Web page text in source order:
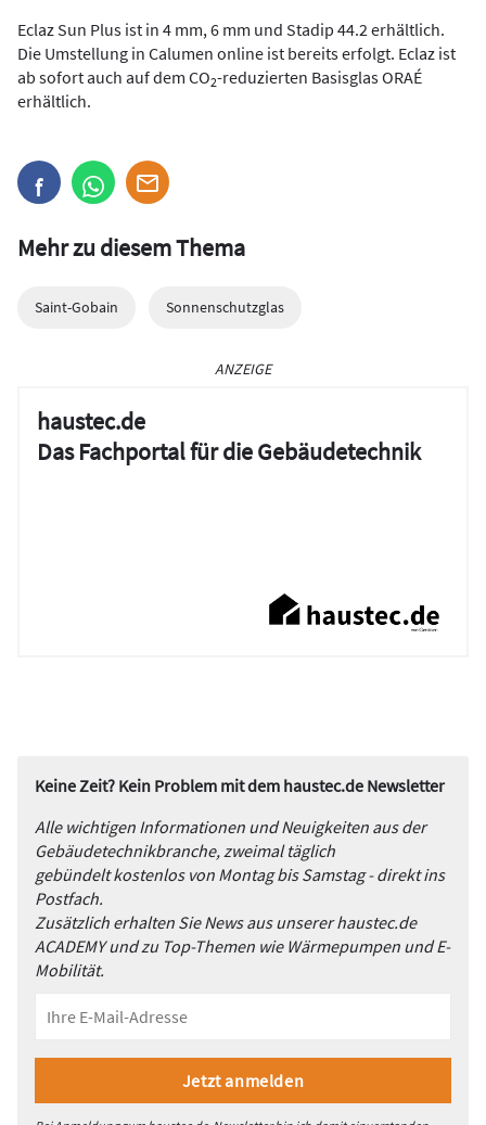
Eclaz Sun Plus ist in 4 mm, 6 mm und Stadip 44.2 erhältlich.
Die Umstellung in Calumen online ist bereits erfolgt. Eclaz ist
ab sofort auch auf dem CO2-reduzierten Basisglas ORAÉ
erhältlich.
Mehr zu diesem Thema
Saint-Gobain Sonnenschutzglas
ANZEIGE
haustec.de
Das Fachportal für die Gebäudetechnik
Keine Zeit? Kein Problem mit dem haustec.de Newsletter
Alle wichtigen Informationen und Neuigkeiten aus der
Gebäudetechnikbranche, zweimal täglich
gebündelt kostenlos von Montag bis Samstag - direkt ins
Postfach.
Zusätzlich erhalten Sie News aus unserer haustec.de
ACADEMY und zu Top-Themen wie Wärmepumpen und E-
Mobilität.